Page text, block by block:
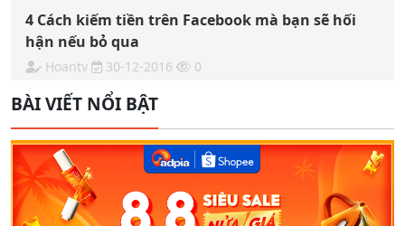
4 Cách kiếm tiền trên Facebook mà bạn sẽ hối
hận nếu bỏ qua
Hoantv 30-12-2016 0
BÀI VIẾT NỔI BẬT